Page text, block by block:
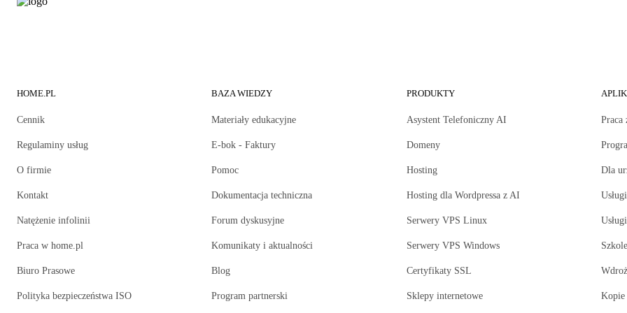
HOME.PL
Cennik
Regulaminy usług
O firmie
Kontakt
Natężenie infolinii
Praca w home.pl
Biuro Prasowe
Polityka bezpieczeństwa ISO
BAZA WIEDZY
Materiały edukacyjne
E-bok - Faktury
Pomoc
Dokumentacja techniczna
Forum dyskusyjne
Komunikaty i aktualności
Blog
Program partnerski
PRODUKTY
Asystent Telefoniczny AI
Domeny
Hosting
Hosting dla Wordpressa z AI
Serwery VPS Linux
Serwery VPS Windows
Certyfikaty SSL
Sklepy internetowe
Praca
Dla
Kopie